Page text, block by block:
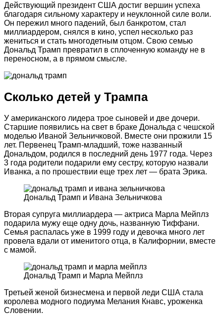
Действующий президент США достиг вершин успеха
благодаря сильному характеру и неуклонной силе воли.
Он пережил много падений, был банкротом, стал
миллиардером, снялся в кино, успел несколько раз
жениться и стать многодетным отцом. Свою семью
Дональд Трамп превратил в сплоченную команду не в
переносном, а в прямом смысле.
Сколько детей у Трампа
У американского лидера трое сыновей и две дочери.
Старшие появились на свет в браке Дональда с чешской
моделью Иваной Зельничковой. Вместе они прожили 15
лет. Первенец Трамп-младший, тоже названный
Дональдом, родился в последний день 1977 года. Через
3 года родители подарили ему сестру, которую назвали
Иванка, а по прошествии еще трех лет — брата Эрика.
Дональд Трамп и Ивана Зельничкова
Вторая супруга миллиардера — актриса Марла Мейплз
подарила мужу еще одну дочь, названную Тиффани.
Семья распалась уже в 1999 году и девочка много лет
провела вдали от именитого отца, в Калифорнии, вместе
с мамой.
Дональд Трамп и Марла Мейплз
Третьей женой бизнесмена и первой леди США стала
королева модного подиума Мелания Кнавс, уроженка
Словении.